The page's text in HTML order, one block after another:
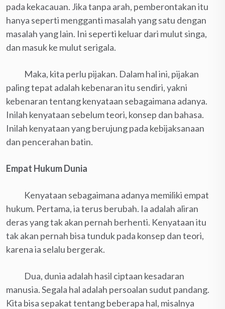
pada kekacauan. Jika tanpa arah, pemberontakan itu
hanya seperti mengganti masalah yang satu dengan
masalah yang lain. Ini seperti keluar dari mulut singa,
dan masuk ke mulut serigala.
Maka, kita perlu pijakan. Dalam hal ini, pijakan
paling tepat adalah kebenaran itu sendiri, yakni
kebenaran tentang kenyataan sebagaimana adanya.
Inilah kenyataan sebelum teori, konsep dan bahasa.
Inilah kenyataan yang berujung pada kebijaksanaan
dan pencerahan batin.
Empat Hukum Dunia
Kenyataan sebagaimana adanya memiliki empat
hukum. Pertama, ia terus berubah. Ia adalah aliran
deras yang tak akan pernah berhenti. Kenyataan itu
tak akan pernah bisa tunduk pada konsep dan teori,
karena ia selalu bergerak.
Dua, dunia adalah hasil ciptaan kesadaran
manusia. Segala hal adalah persoalan sudut pandang.
Kita bisa sepakat tentang beberapa hal, misalnya